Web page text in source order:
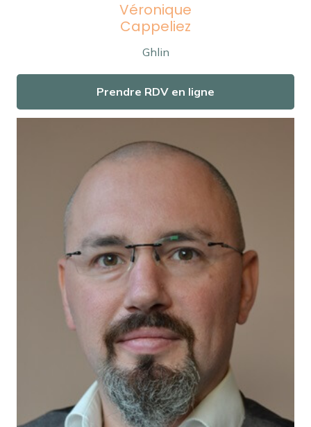
Véronique
Cappeliez
Ghlin
Prendre RDV en ligne